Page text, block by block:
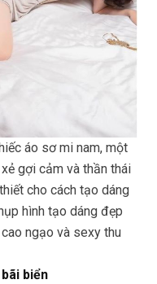
áo sơ mi nam, một
gợi cảm và thần thái
cho cách tạo dáng
hình tạo dáng đẹp
ngạo và sexy thu
biển